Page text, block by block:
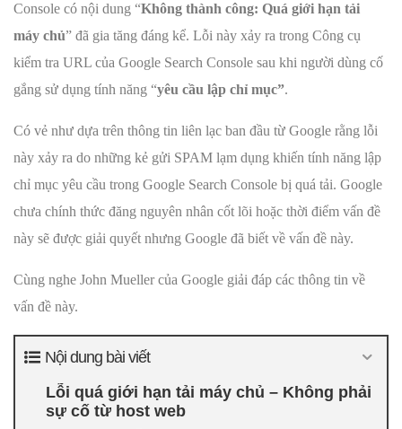
Console có nội dung “Không thành công: Quá giới hạn tải
máy chủ” đã gia tăng đáng kể. Lỗi này xảy ra trong Công cụ
kiểm tra URL của Google Search Console sau khi người dùng cố
gắng sử dụng tính năng “yêu cầu lập chỉ mục”.
Có vẻ như dựa trên thông tin liên lạc ban đầu từ Google rằng lỗi
này xảy ra do những kẻ gửi SPAM lạm dụng khiến tính năng lập
chỉ mục yêu cầu trong Google Search Console bị quá tải. Google
chưa chính thức đăng nguyên nhân cốt lõi hoặc thời điểm vấn đề
này sẽ được giải quyết nhưng Google đã biết về vấn đề này.
Cùng nghe John Mueller của Google giải đáp các thông tin về
vấn đề này.
Nội dung bài viết
Lỗi quá giới hạn tải máy chủ – Không phải
sự cố từ host web